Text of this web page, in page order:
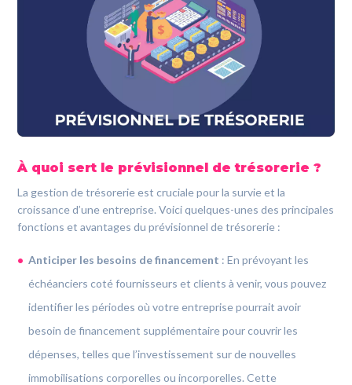
À quoi sert le prévisionnel de trésorerie ?
La gestion de trésorerie est cruciale pour la survie et la
croissance d’une entreprise. Voici quelques-unes des principales
fonctions et avantages du prévisionnel de trésorerie :
Anticiper les besoins de financement : En prévoyant les
échéanciers coté fournisseurs et clients à venir, vous pouvez
identifier les périodes où votre entreprise pourrait avoir
besoin de financement supplémentaire pour couvrir les
dépenses, telles que l’investissement sur de nouvelles
immobilisations corporelles ou incorporelles. Cette